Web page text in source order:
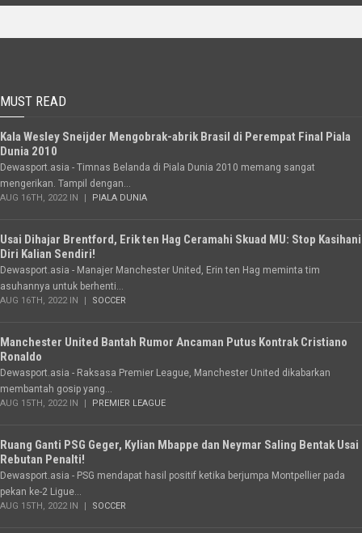
MUST READ
Kala Wesley Sneijder Mengobrak-abrik Brasil di Perempat Final Piala
Dunia 2010
Dewasport.asia - Timnas Belanda di Piala Dunia 2010 memang sangat
mengerikan. Tampil dengan...
AUG 16TH, 2022 IN PIALA DUNIA
Usai Dihajar Brentford, Erik ten Hag Ceramahi Skuad MU: Stop Kasihani
Diri Kalian Sendiri!
Dewasport.asia - Manajer Manchester United, Erin ten Hag meminta tim
asuhannya untuk berhenti...
AUG 16TH, 2022 IN SOCCER
Manchester United Bantah Rumor Ancaman Putus Kontrak Cristiano
Ronaldo
Dewasport.asia - Raksasa Premier League, Manchester United dikabarkan
membantah gosip yang...
AUG 15TH, 2022 IN PREMIER LEAGUE
Ruang Ganti PSG Geger, Kylian Mbappe dan Neymar Saling Bentak Usai
Rebutan Penalti!
Dewasport.asia - PSG mendapat hasil positif ketika berjumpa Montpellier pada
pekan ke-2 Ligue...
AUG 15TH, 2022 IN SOCCER